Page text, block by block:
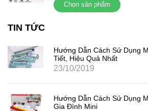
Chọn sản phẩm
TIN TỨC
Hướng Dẫn Cách Sử Dụng
Tiết, Hiệu Quả Nhất
23/10/2019
Hướng Dẫn Cách Sử Dụng
Gia Đình Mini